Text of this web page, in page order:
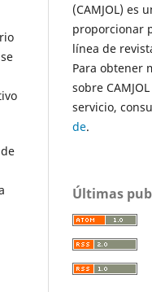
(CAMJOL) es
proporcionar
línea de
Para obtener
sobre
servicio,
de.
Últimas